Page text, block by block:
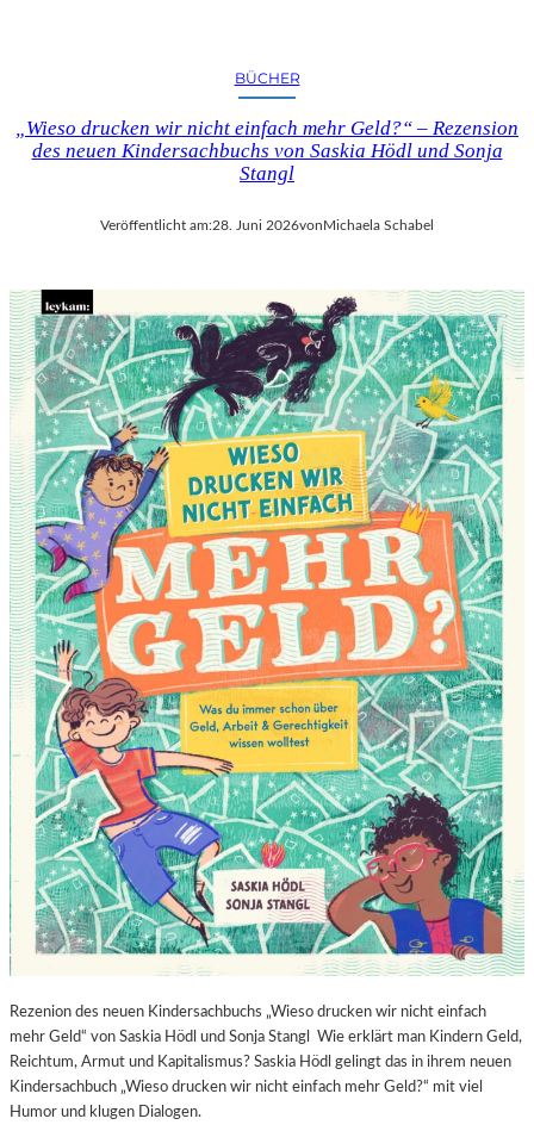
BÜCHER
„Wieso drucken wir nicht einfach mehr Geld?“ – Rezension
des neuen Kindersachbuchs von Saskia Hödl und Sonja
Stangl
Veröffentlicht am:28. Juni 2026vonMichaela Schabel
Rezenion des neuen Kindersachbuchs „Wieso drucken wir nicht einfach
mehr Geld“ von Saskia Hödl und Sonja Stangl Wie erklärt man Kindern Geld,
Reichtum, Armut und Kapitalismus? Saskia Hödl gelingt das in ihrem neuen
Kindersachbuch „Wieso drucken wir nicht einfach mehr Geld?“ mit viel
Humor und klugen Dialogen.